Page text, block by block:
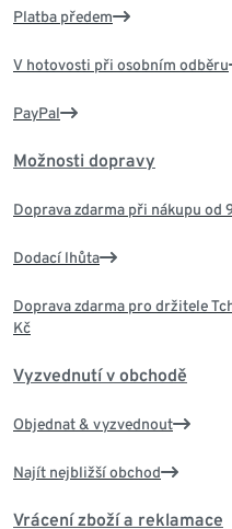
Platba předem
V hotovosti při osobním odběru
PayPal
Možnosti dopravy
Doprava zdarma při nákupu od
Dodací lhůta
Doprava zdarma pro držitele
Kč
Vyzvednutí v obchodě
Objednat & vyzvednout
Najít nejbližší obchod
Vrácení zboží a reklamace